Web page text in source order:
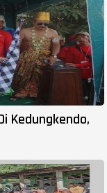
Kedungkendo,